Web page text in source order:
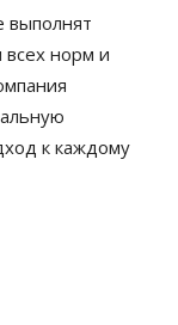
выполнят
норм и
к каждому